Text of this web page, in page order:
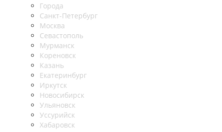
Города
Санкт-Петербург
Москва
Севастополь
Мурманск
Кореновск
Казань
Екатеринбург
Иркутск
Новосибирск
Ульяновск
Уссурийск
Хабаровск